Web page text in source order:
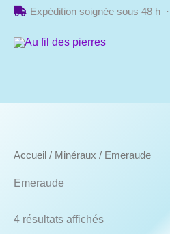
Aller
contenu
Expédition soignée sous 48 h ·
Accueil / Minéraux / Emeraude
Emeraude
4 résultats affichés